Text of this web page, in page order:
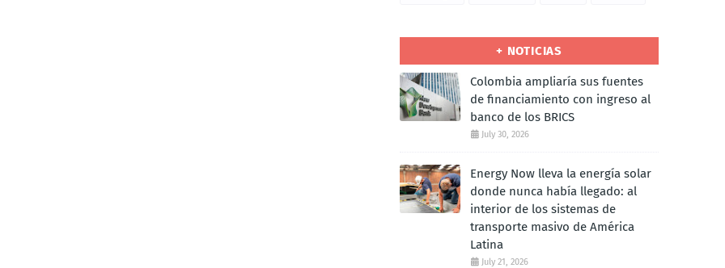
+ NOTICIAS
Colombia ampliaría sus fuentes
de financiamiento con ingreso al
banco de los BRICS
July 30, 2026
Energy Now lleva la energía solar
donde nunca había llegado: al
interior de los sistemas de
transporte masivo de América
Latina
July 21, 2026